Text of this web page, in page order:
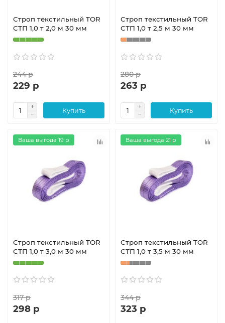
Строп текстильный TOR
СТП 1,0 т 2,0 м 30 мм
244 р
229 р
Купить
Строп текстильный TOR
СТП 1,0 т 2,5 м 30 мм
280 р
263 р
Купить
Ваша выгода 19 р
Строп текстильный TOR
СТП 1,0 т 3,0 м 30 мм
317 р
298 р
Ваша выгода 21 р
Строп текстильный TOR
СТП 1,0 т 3,5 м 30 мм
344 р
323 р